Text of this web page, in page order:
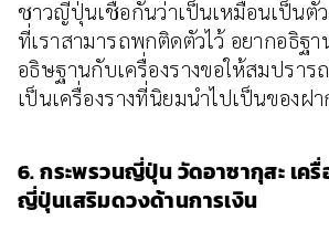
ชาวญี่ปุ่นเชื่อกันว่าเป็นเหมือนเป็นตั
ที่เราสามารถพกติดตัวไว้ อยากอธิฐ
อธิษฐานกับเครื่องรางขอให้สมปราร
เป็นเครื่องรางที่นิยมนำไปเป็นของฝ
6. กระพรวนญี่ปุ่น วัดอาซากุสะ เครื่
ญี่ปุ่นเสริมดวงด้านการเงิน